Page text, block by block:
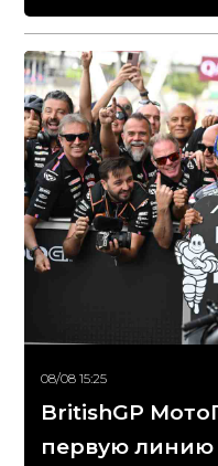
08/08 15:25
BritishGP
первую линию